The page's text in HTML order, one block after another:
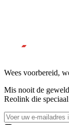
Wees voorbereid,
Mis nooit de
Reolink die